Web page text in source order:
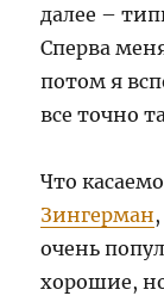
далее –
Сперва
потом я
все точно
Что
Зингерман
очень
хорошие, но